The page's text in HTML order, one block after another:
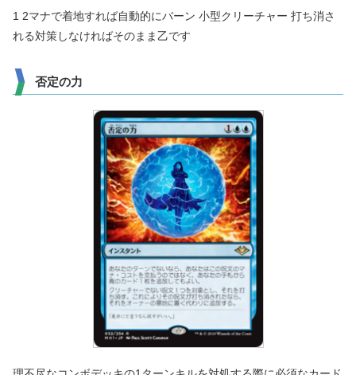
1 2マナで着地すれば自動的にバーン 小型クリーチャー 打ち消さ
れる対策しなければそのまま乙です
否定の力